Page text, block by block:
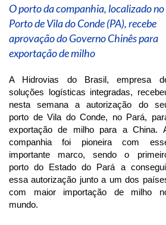
O porto da companhia, localizado no
Porto de Vila do Conde (PA), recebe
aprovação do Governo Chinês para
exportação de milho
A Hidrovias do Brasil, empresa
soluções logísticas integradas,
nesta semana a autorização do
porto de Vila do Conde, no Pará,
exportação de milho para a China.
companhia foi pioneira com
importante marco, sendo o
porto do Estado do Pará a
essa autorização junto a um dos
com maior importação de milho
mundo.